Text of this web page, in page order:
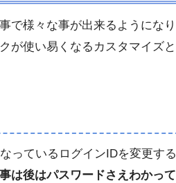
で様々な事が出来るようになり
が使い易くなるカスタマイズと
っているログインIDを変更する
は後はパスワードさえわかって